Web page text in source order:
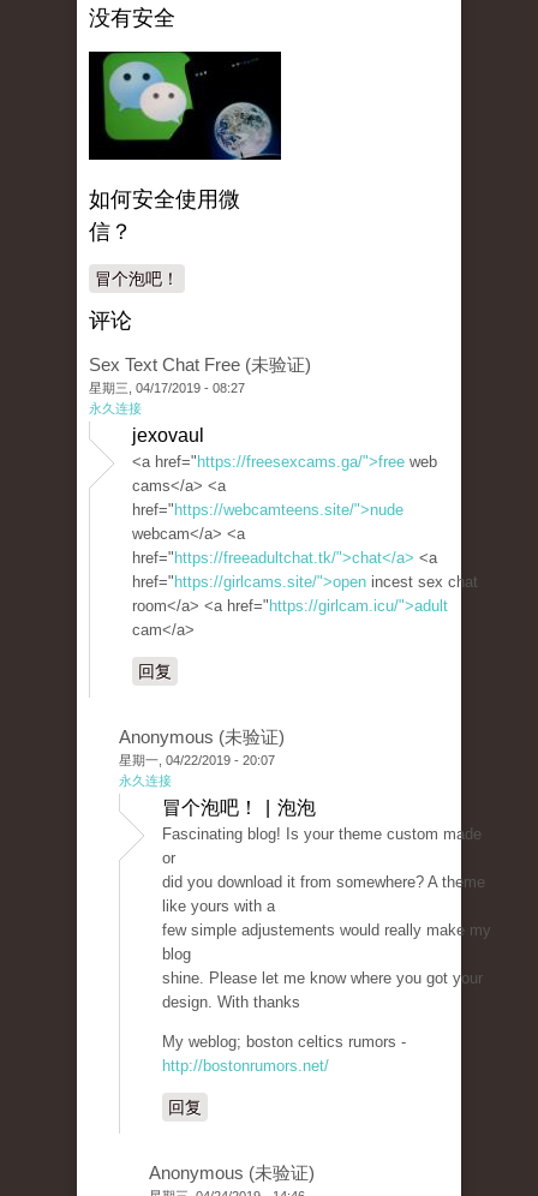
没有安全
如何安全使用微
信？
冒个泡吧！
评论
Sex Text Chat Free (未验证)
星期三, 04/17/2019 - 08:27
永久连接
jexovaul
<a href=" https://freesexcams.ga/">free web
cams</a> <a
href=" https://webcamteens.site/">nude
webcam</a> <a
href=" https://freeadultchat.tk/">chat</a> <a
href=" https://girlcams.site/">open incest sex chat
room</a> <a href=" https://girlcam.icu/">adult
cam</a>
回复
Anonymous (未验证)
星期一, 04/22/2019 - 20:07
永久连接
冒个泡吧！ | 泡泡
Fascinating blog! Is your theme custom made
or
did you download it from somewhere? A theme
like yours with a
few simple adjustements would really make my
blog
shine. Please let me know where you got your
design. With thanks
My weblog; boston celtics rumors -
http://bostonrumors.net/
回复
Anonymous (未验证)